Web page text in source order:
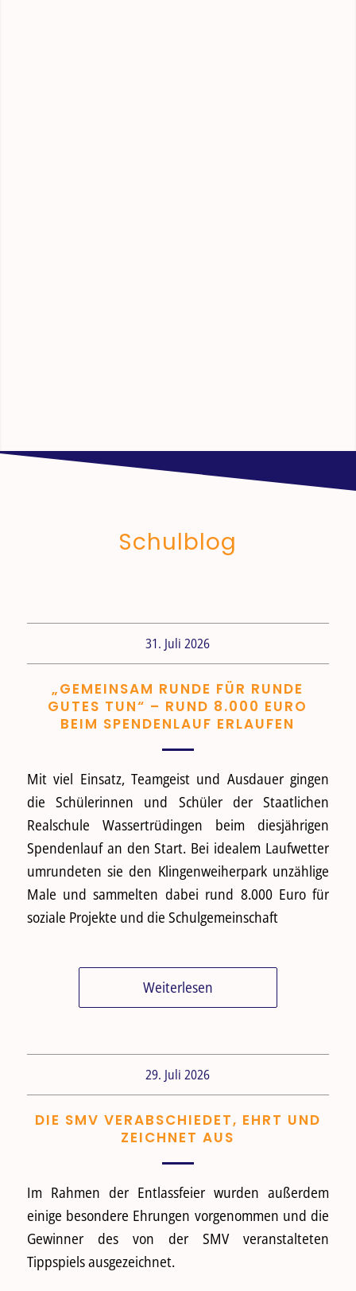
Schulblog
31. Juli 2026
„GEMEINSAM RUNDE FÜR RUNDE
GUTES TUN“ – RUND 8.000 EURO
BEIM SPENDENLAUF ERLAUFEN
Mit viel Einsatz, Teamgeist und Ausdauer gingen
die Schülerinnen und Schüler der Staatlichen
Realschule Wassertrüdingen beim diesjährigen
Spendenlauf an den Start. Bei idealem Laufwetter
umrundeten sie den Klingenweiherpark unzählige
Male und sammelten dabei rund 8.000 Euro für
soziale Projekte und die Schulgemeinschaft
Weiterlesen
29. Juli 2026
DIE SMV VERABSCHIEDET, EHRT UND
ZEICHNET AUS
Im Rahmen der Entlassfeier wurden außerdem
einige besondere Ehrungen vorgenommen und die
Gewinner des von der SMV veranstalteten
Tippspiels ausgezeichnet.